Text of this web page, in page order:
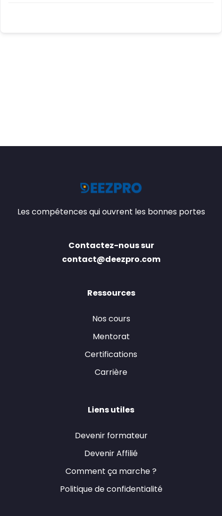
Les compétences qui ouvrent les bonnes portes
Contactez-nous sur
contact@deezpro.com
Ressources
Nos cours
Mentorat
Certifications
Carrière
Liens utiles
Devenir formateur
Devenir Affilié
Comment ça marche ?
Politique de confidentialité